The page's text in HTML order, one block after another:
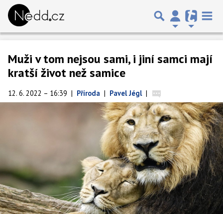
Muži v tom nejsou sami, i jiní samci mají
kratší život než samice
12. 6. 2022 – 16:39 | Příroda | Pavel Jégl |